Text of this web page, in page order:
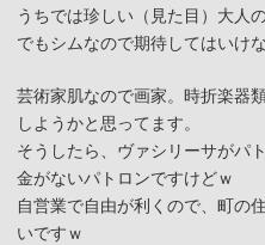
うちでは珍しい（見た目）大人
でもシムなので期待してはいけな
芸術家肌なので画家。時折楽器
しようかと思ってます。
そうしたら、ヴァシリーサがパ
金がないパトロンですけどｗ
自営業で自由が利くので、町の
いですｗ